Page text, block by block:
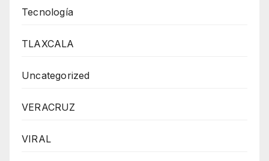
Tecnología
TLAXCALA
Uncategorized
VERACRUZ
VIRAL